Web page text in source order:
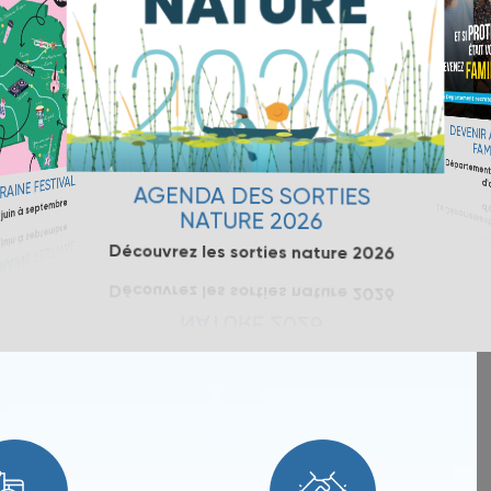
AGENDA DES SORTIES
NATURE 2026
Découvrez les sorties nature 2026
DEVENIR
Le